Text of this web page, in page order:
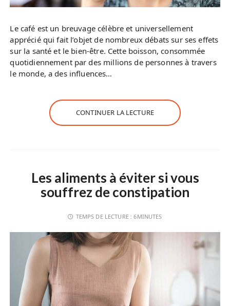
Le café est un breuvage célèbre et universellement
apprécié qui fait l’objet de nombreux débats sur ses effets
sur la santé et le bien-être. Cette boisson, consommée
quotidiennement par des millions de personnes à travers
le monde, a des influences…
CONTINUER LA LECTURE
Les aliments à éviter si vous
souffrez de constipation
TEMPS DE LECTURE :6MINUTES